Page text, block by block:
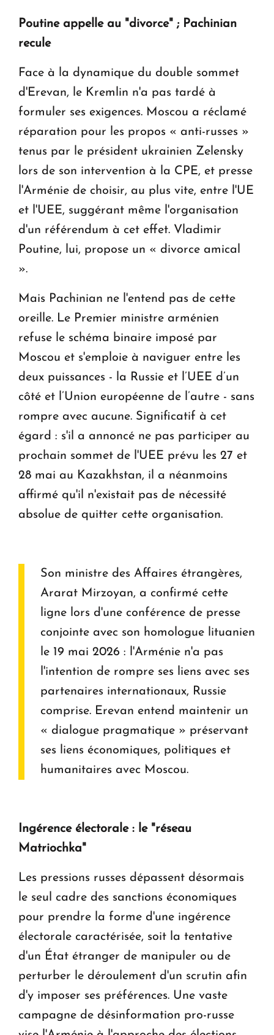
Poutine appelle au "divorce" ; Pachinian
recule
Face à la dynamique du double sommet
d'Erevan, le Kremlin n'a pas tardé à
formuler ses exigences. Moscou a réclamé
réparation pour les propos « anti-russes »
tenus par le président ukrainien Zelensky
lors de son intervention à la CPE, et presse
l'Arménie de choisir, au plus vite, entre l'UE
et l'UEE, suggérant même l'organisation
d'un référendum à cet effet. Vladimir
Poutine, lui, propose un « divorce amical
».
Mais Pachinian ne l'entend pas de cette
oreille. Le Premier ministre arménien
refuse le schéma binaire imposé par
Moscou et s'emploie à naviguer entre les
deux puissances - la Russie et l’UEE d’un
côté et l’Union européenne de l’autre - sans
rompre avec aucune. Significatif à cet
égard : s'il a annoncé ne pas participer au
prochain sommet de l'UEE prévu les 27 et
28 mai au Kazakhstan, il a néanmoins
affirmé qu'il n'existait pas de nécessité
absolue de quitter cette organisation.
Son ministre des Affaires étrangères,
Ararat Mirzoyan, a confirmé cette
ligne lors d'une conférence de presse
conjointe avec son homologue lituanien
le 19 mai 2026 : l'Arménie n'a pas
l'intention de rompre ses liens avec ses
partenaires internationaux, Russie
comprise. Erevan entend maintenir un
« dialogue pragmatique » préservant
ses liens économiques, politiques et
humanitaires avec Moscou.
Ingérence électorale : le "réseau
Matriochka"
Les pressions russes dépassent désormais
le seul cadre des sanctions économiques
pour prendre la forme d'une ingérence
électorale caractérisée, soit la tentative
d'un État étranger de manipuler ou de
perturber le déroulement d'un scrutin afin
d'y imposer ses préférences. Une vaste
campagne de désinformation pro-russe